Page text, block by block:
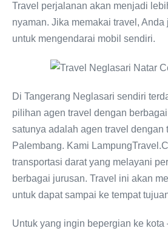
Travel perjalanan akan menjadi
nyaman. Jika memakai travel,
untuk mengendarai mobil sendiri.
Di Tangerang Neglasari sendiri
pilihan agen travel dengan
satunya adalah agen travel dengan
Palembang. Kami
transportasi darat yang melayani
berbagai jurusan. Travel ini akan
untuk dapat sampai ke tempat
Untuk yang ingin bepergian ke kota